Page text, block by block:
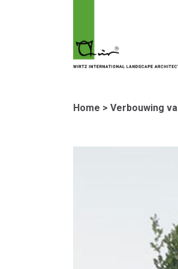
Home > Verbouwing